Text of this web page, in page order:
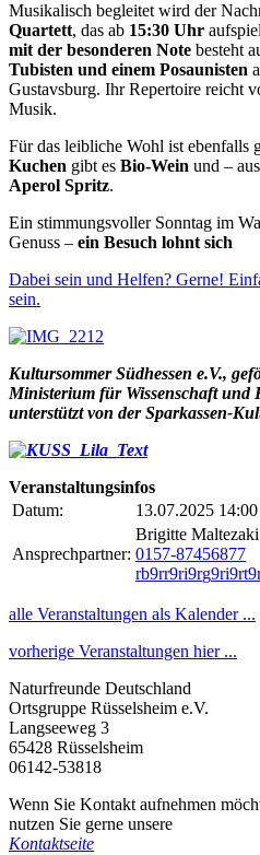
Musikalisch begleitet wird der
Quartett, das ab 15:30 Uhr
mit der besonderen Note besteht
Tubisten und einem Posaunisten
Gustavsburg. Ihr Repertoire reicht
Musik.
Für das leibliche Wohl ist ebenfalls
Kuchen gibt es Bio-Wein und –
Aperol Spritz.
Ein stimmungsvoller Sonntag im
Genuss – ein Besuch lohnt sich
Dabei sein und Helfen? Gerne!
sein.
Kultursommer Südhessen e.V.,
Ministerium für Wissenschaft
unterstützt von der Sparkassen-
Veranstaltungsinfos
Datum:
13.07.2025
Ansprechpartner:
Brigitte Maltezaki
0157-87456877
rb9rr9ri9rg9ri9rt9
alle Veranstaltungen als Kalender ...
vorherige Veranstaltungen hier ...
Naturfreunde Deutschland
Ortsgruppe Rüsselsheim e.V.
Langseeweg 3
65428 Rüsselsheim
06142-53818
Wenn Sie Kontakt aufnehmen
nutzen Sie gerne unsere
Kontaktseite